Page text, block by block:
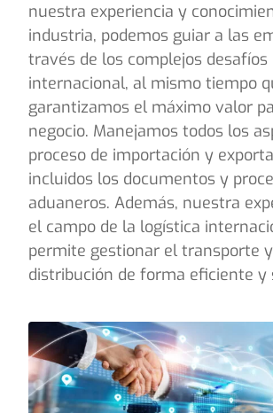
nuestra experiencia y
industria, podemos guiar a las
través de los complejos
internacional, al mismo tiempo
garantizamos el máximo valor
negocio. Manejamos todos los
proceso de importación y
incluidos los documentos y
aduaneros. Además, nuestra
el campo de la logística
permite gestionar el transporte
distribución de forma eficiente y